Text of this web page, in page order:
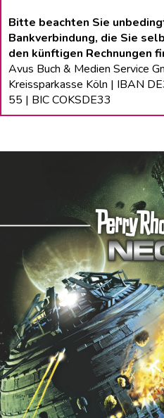
Bitte beachten Sie
Bankverbindung, die Sie
den künftigen Rechnungen
Avus Buch & Medien Service
Kreissparkasse Köln | IBAN
55 | BIC COKSDE33